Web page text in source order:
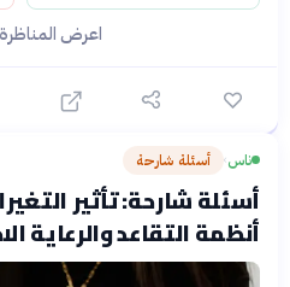
اعرض
ناس› أسئلة شارحة
أسئلة شارحة: تأثير
أنظمة التقاعد والرعاية